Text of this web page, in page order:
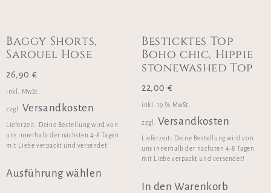
Baggy Shorts,
Sarouel Hose
26,90 €
inkl. MwSt.
zzgl. Versandkosten
Lieferzeit: Deine Bestellung wird von
uns innerhalb der nächsten 4-8 Tagen
mit Liebe verpackt und versendet!
Ausführung wählen
Besticktes Top
Boho chic, Hippie
stonewashed Top
22,00 €
inkl. 19 % MwSt.
zzgl. Versandkosten
Lieferzeit: Deine Bestellung wird von
uns innerhalb der nächsten 4-8 Tagen
mit Liebe verpackt und versendet!
In den Warenkorb